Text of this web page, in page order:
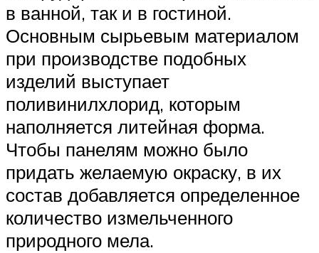
в ванной, так и в гостиной.
Основным сырьевым материалом
при производстве подобных
изделий выступает
поливинилхлорид, которым
наполняется литейная форма.
Чтобы панелям можно было
придать желаемую окраску, в их
состав добавляется определенное
количество измельченного
природного мела.